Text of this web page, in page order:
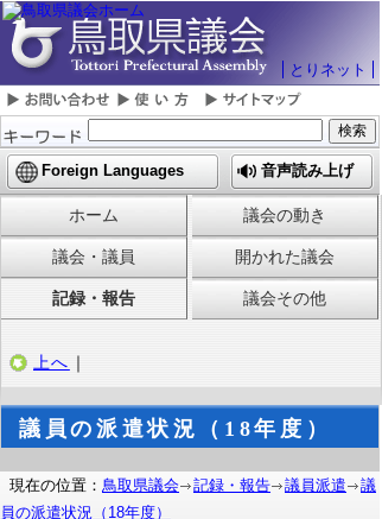
とりネット
Foreign Languages 音声読み上げ
ホーム 議会の動き
議会・議員 開かれた議会
記録・報告 議会その他
上へ ｜
議員の派遣状況（18年度）
現在の位置： 鳥取県議会 記録・報告 議員派遣
議
員の派遣状況（18年度）